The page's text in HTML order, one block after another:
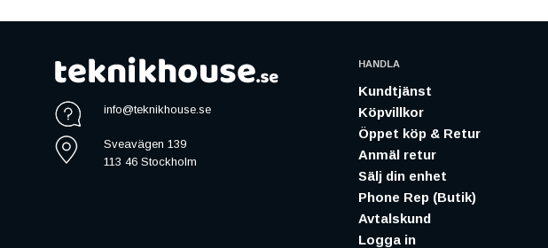
info@teknikhouse.se
Sveavägen 139
113 46 Stockholm
HANDLA
Kundtjänst
Köpvillkor
Öppet köp & Retur
Anmäl retur
Sälj din enhet
Phone Rep (Butik)
Avtalskund
Logga in